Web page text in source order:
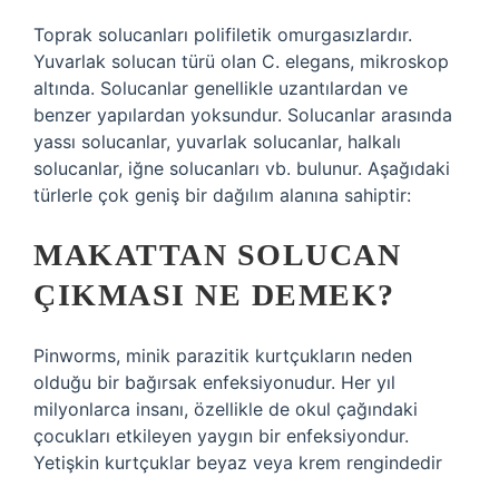
Toprak solucanları polifiletik omurgasızlardır.
Yuvarlak solucan türü olan C. elegans, mikroskop
altında. Solucanlar genellikle uzantılardan ve
benzer yapılardan yoksundur. Solucanlar arasında
yassı solucanlar, yuvarlak solucanlar, halkalı
solucanlar, iğne solucanları vb. bulunur. Aşağıdaki
türlerle çok geniş bir dağılım alanına sahiptir:
MAKATTAN SOLUCAN
ÇIKMASI NE DEMEK?
Pinworms, minik parazitik kurtçukların neden
olduğu bir bağırsak enfeksiyonudur. Her yıl
milyonlarca insanı, özellikle de okul çağındaki
çocukları etkileyen yaygın bir enfeksiyondur.
Yetişkin kurtçuklar beyaz veya krem ​​rengindedir